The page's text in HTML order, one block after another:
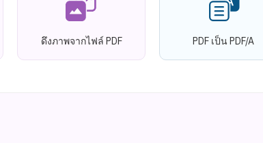
ดึงภาพจากไฟล์ PDF PDF เป็น PDF/A